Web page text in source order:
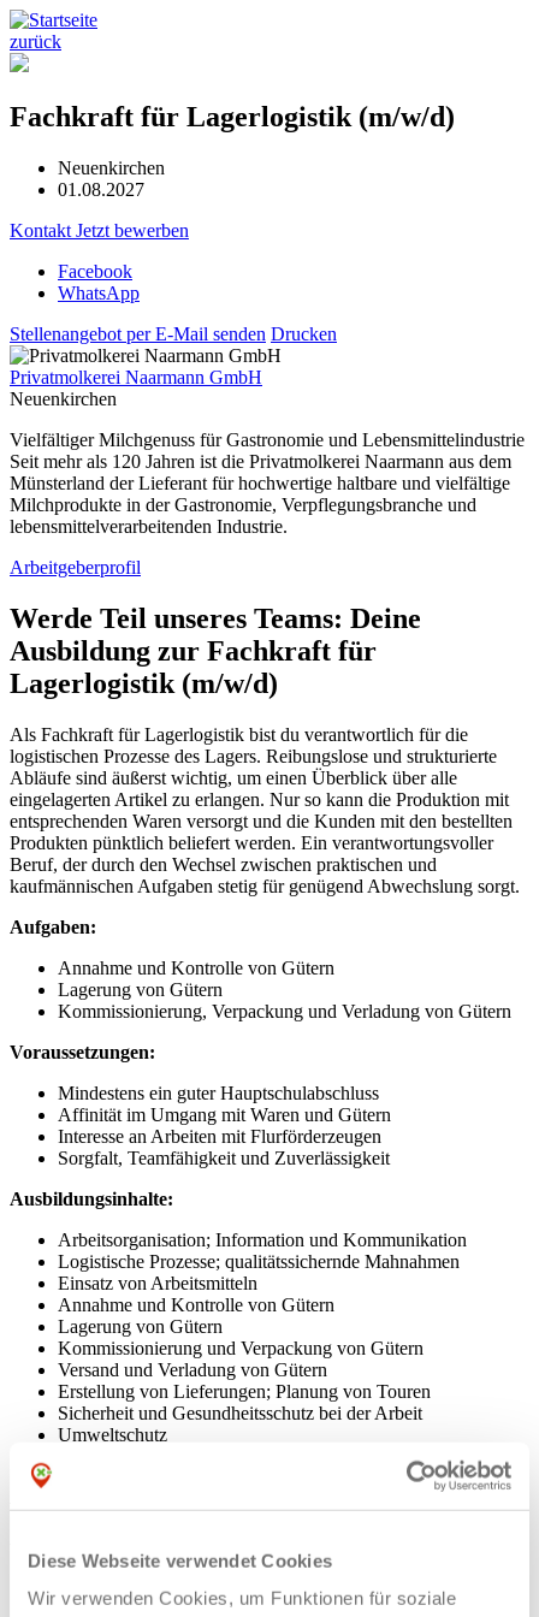
Diese Webseite verwendet Cookies
Wir verwenden Cookies, um Funktionen für soziale
zurück
Fachkraft für Lagerlogistik (m/w/d)
Neuenkirchen
01.08.2027
Kontakt Jetzt bewerben
Facebook
WhatsApp
Stellenangebot per E-Mail senden Drucken
Privatmolkerei Naarmann GmbH
Neuenkirchen
Vielfältiger Milchgenuss für Gastronomie und Lebensmittelindustrie
Seit mehr als 120 Jahren ist die Privatmolkerei Naarmann aus dem
Münsterland der Lieferant für hochwertige haltbare und vielfältige
Milchprodukte in der Gastronomie, Verpflegungsbranche und
lebensmittelverarbeitenden Industrie.
Arbeitgeberprofil
Werde Teil unseres Teams: Deine
Ausbildung zur Fachkraft für
Lagerlogistik (m/w/d)
Als Fachkraft für Lagerlogistik bist du verantwortlich für die
logistischen Prozesse des Lagers. Reibungslose und strukturierte
Abläufe sind äußerst wichtig, um einen Überblick über alle
eingelagerten Artikel zu erlangen. Nur so kann die Produktion mit
entsprechenden Waren versorgt und die Kunden mit den bestellten
Produkten pünktlich beliefert werden. Ein verantwortungsvoller
Beruf, der durch den Wechsel zwischen praktischen und
kaufmännischen Aufgaben stetig für genügend Abwechslung sorgt.
Aufgaben:
Annahme und Kontrolle von Gütern
Lagerung von Gütern
Kommissionierung, Verpackung und Verladung von Gütern
Voraussetzungen:
Mindestens ein guter Hauptschulabschluss
Affinität im Umgang mit Waren und Gütern
Interesse an Arbeiten mit Flurförderzeugen
Sorgfalt, Teamfähigkeit und Zuverlässigkeit
Ausbildungsinhalte:
Arbeitsorganisation; Information und Kommunikation
Logistische Prozesse; qualitätssichernde Mahnahmen
Einsatz von Arbeitsmitteln
Annahme und Kontrolle von Gütern
Lagerung von Gütern
Kommissionierung und Verpackung von Gütern
Versand und Verladung von Gütern
Erstellung von Lieferungen; Planung von Touren
Sicherheit und Gesundheitsschutz bei der Arbeit
Umweltschutz
2. Ausbildungsjahr brutto 1.331,00 € monatlich